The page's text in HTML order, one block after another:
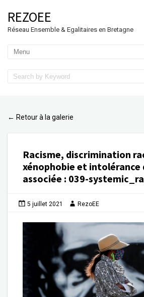
REZOEE
Réseau Ensemble & Egalitaires en Bretagne
← Retour à la galerie
Racisme, discrimination
xénophobie et intolérance
associée : 039-
5 juillet 2021 RezoEE